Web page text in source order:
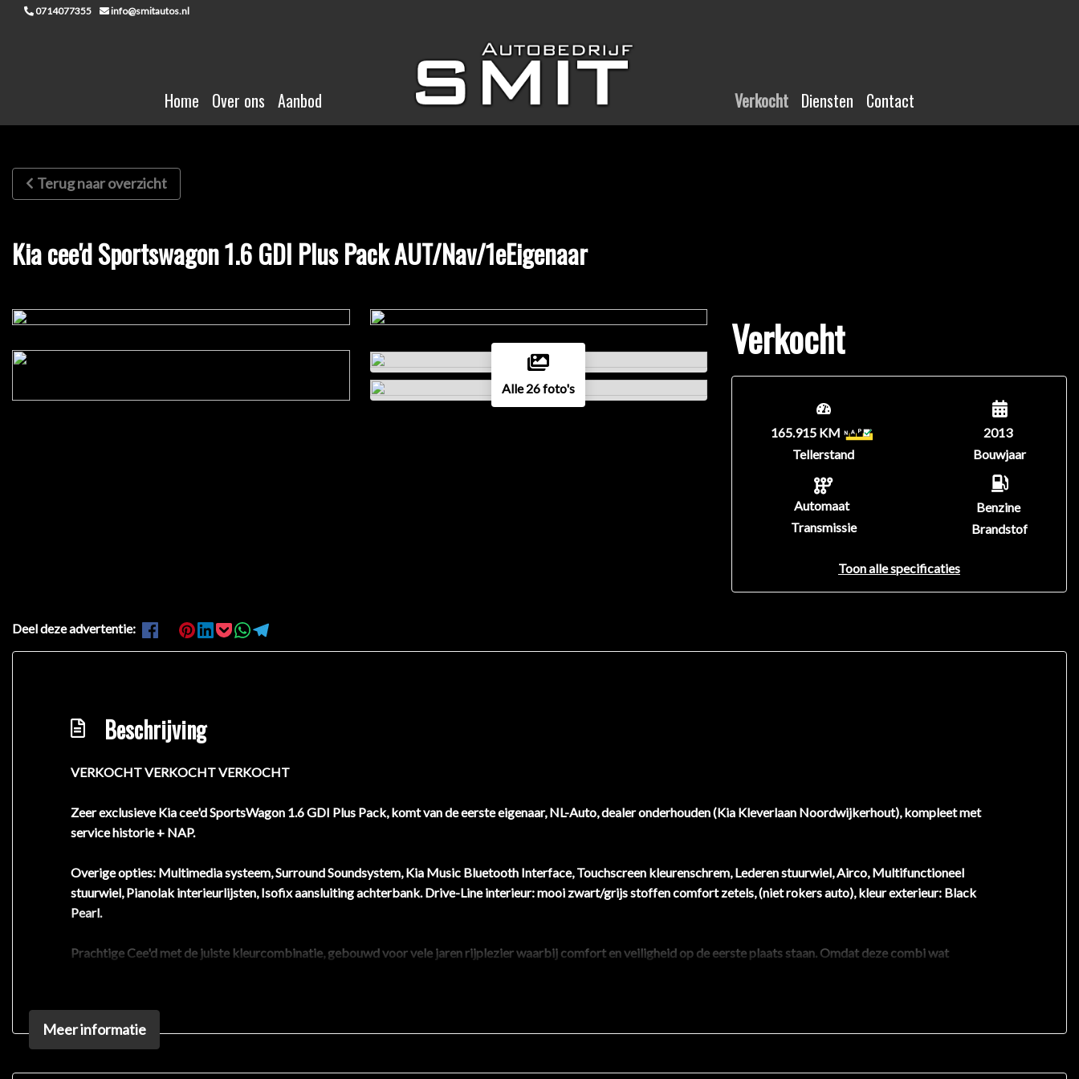
0714077355 info@smitautos.nl
Home Over ons Aanbod Verkocht Diensten Contact
Terug naar overzicht
Kia cee'd Sportswagon 1.6 GDI Plus Pack AUT/Nav/1eEigenaar
Alle 26 foto's
Verkocht
165.915 KM
Tellerstand
Automaat
Transmissie
2013
Bouwjaar
Benzine
Brandstof
Toon alle specificaties
Deel deze advertentie:
Beschrijving
VERKOCHT VERKOCHT VERKOCHT
Zeer exclusieve Kia cee'd SportsWagon 1.6 GDI Plus Pack, komt van de eerste eigenaar, NL-Auto, dealer onderhouden (Kia Kleverlaan Noordwijkerhout), kompleet met
service historie + NAP.
Overige opties: Multimedia systeem, Surround Soundsystem, Kia Music Bluetooth Interface, Touchscreen kleurenschrem, Lederen stuurwiel, Airco, Multifunctioneel
stuurwiel, Pianolak interieurlijsten, Isofix aansluiting achterbank. Drive-Line interieur: mooi zwart/grijs stoffen comfort zetels, (niet rokers auto), kleur exterieur: Black
Pearl.
Prachtige Cee'd met de juiste kleurcombinatie, gebouwd voor vele jaren rijplezier waarbij comfort en veiligheid op de eerste plaats staan. Omdat deze combi wat
Vredesteien 4 seizoen banden en verwarmde ruitensproeiers.
Het premium audiosysteem en het navigatiesysteem met harde schijf bedient u veilig met knoppen op het stuur. Het luxe niveau in deze Kia is niet alleen gericht op comfort,
maar ook op uw veiligheid. En dan is er ook nog een achteruitrijcamera die u helpt om veilig en schadevrij in te parkeren. Er is ook cruise control aan boord, om met een
Meer informatie